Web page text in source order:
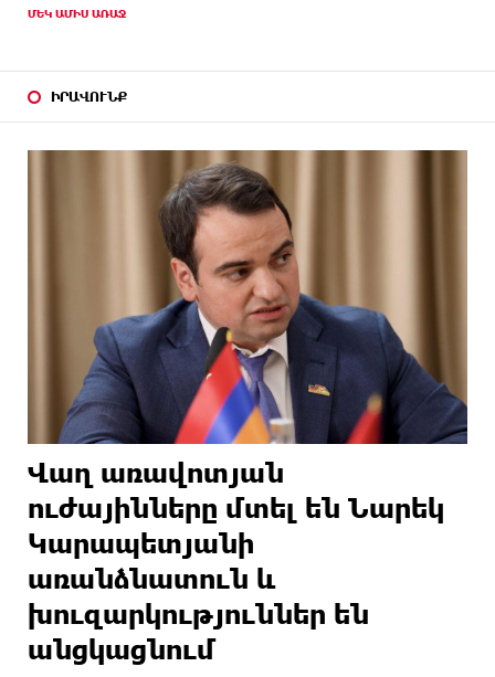
ՄԵԿ ԱՄԻՍ ԱՌԱՋ
ԻՐԱՎՈՒՆՔ
Վաղ առավոտյան
ուժայինները մտել են Նարեկ
Կարապետյանի
առանձնատուն և
խուզարկություններ են
անցկացնում